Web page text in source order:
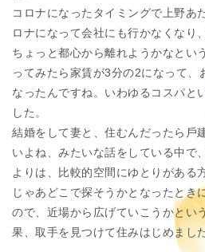
コロナになったタイミングで上野あ
ロナになって会社にも⾏かなくなり
ちょっと都心から離れようかなとい
ってみたら家賃が3分の2になって、
なったんですね。いわゆるコスパと
した。
結婚をして妻と、住むんだったら⼾
いよね、みたいな話をしている中で
よりは、⽐較的空間にゆとりがある
じゃあどこで探そうかとなったとき
ので、近場から広げていこうかとい
果、取⼿を⾒つけて住みはじめまし